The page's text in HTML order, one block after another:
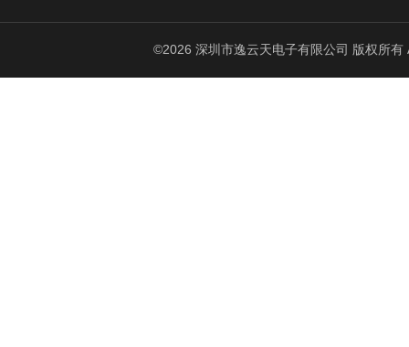
©2026 深圳市逸云天电子有限公司 版权所有